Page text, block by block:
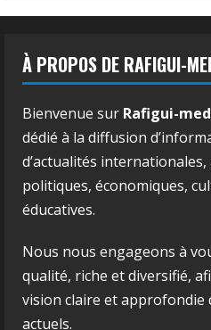
À PROPOS DE RAFIGUI-
Bienvenue sur Rafigui-
dédié à la diffusion
d’actualités internationales,
politiques, économiques,
éducatives.
Nous nous engageons à
qualité, riche et diversifié,
vision claire et approfondie
actuels.